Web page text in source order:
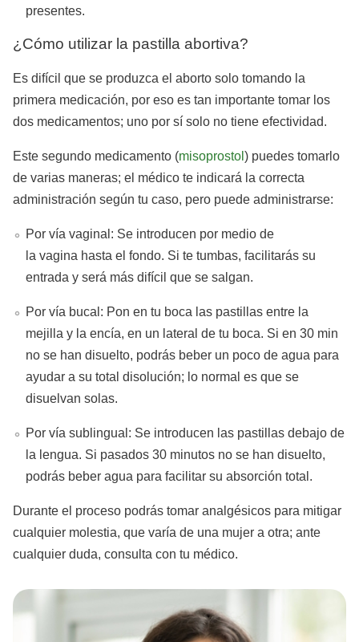
presentes.
¿Cómo utilizar la pastilla abortiva?
Es difícil que se produzca el aborto solo tomando la
primera medicación, por eso es tan importante tomar los
dos medicamentos; uno por sí solo no tiene efectividad.
Este segundo medicamento (misoprostol ) puedes tomarlo
de varias maneras; el médico te indicará la correcta
administración según tu caso, pero puede administrarse:
Por vía vaginal: Se introducen por medio de
la vagina hasta el fondo. Si te tumbas, facilitarás su
entrada y será más difícil que se salgan.
Por vía bucal: Pon en tu boca las pastillas entre la
mejilla y la encía, en un lateral de tu boca. Si en 30 min
no se han disuelto, podrás beber un poco de agua para
ayudar a su total disolución; lo normal es que se
disuelvan solas.
Por vía sublingual: Se introducen las pastillas debajo de
la lengua. Si pasados 30 minutos no se han disuelto,
podrás beber agua para facilitar su absorción total.
Durante el proceso podrás tomar analgésicos para mitigar
cualquier molestia, que varía de una mujer a otra; ante
cualquier duda, consulta con tu médico.